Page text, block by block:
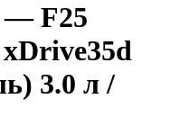
— F25
3.0 л /